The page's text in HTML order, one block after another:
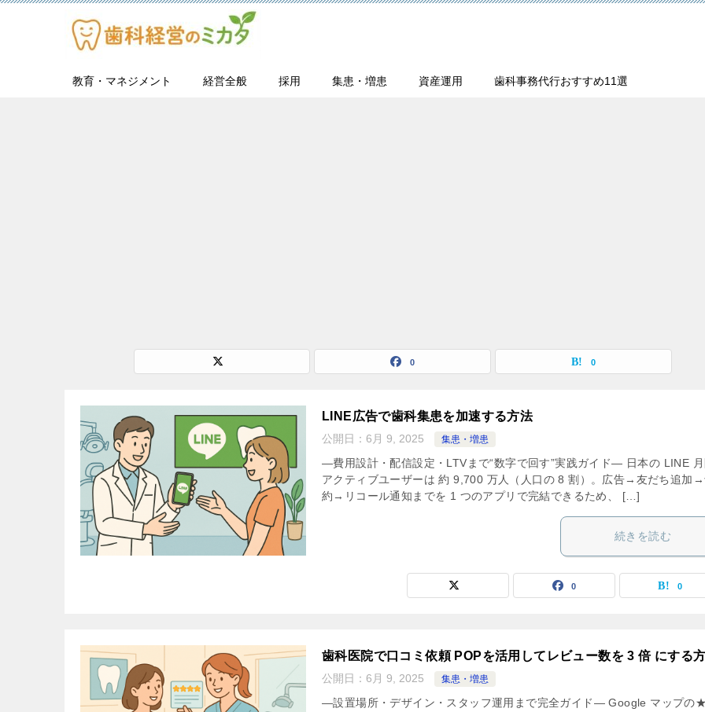
教育・マネジメント 経営全般 採用 集患・増患 資産運用 歯科事務代行おすすめ11選
0 0
LINE広告で歯科集患を加速する方法
公開日： 6月 9, 2025 集患・増患
—費用設計・配信設定・LTVまで“数字で回す”実践ガイド— 日本の LINE 月
アクティブユーザーは 約 9,700 万人（人口の 8 割）。広告→友だち追加
約→リコール通知までを 1 つのアプリで完結できるため、 […]
続きを読む
0 0
歯科医院で口コミ依頼 POPを活用してレビュー数を 3 倍 にする
公開日： 6月 9, 2025 集患・増患
—設置場所・デザイン・スタッフ運用まで完全ガイド— Google マップの